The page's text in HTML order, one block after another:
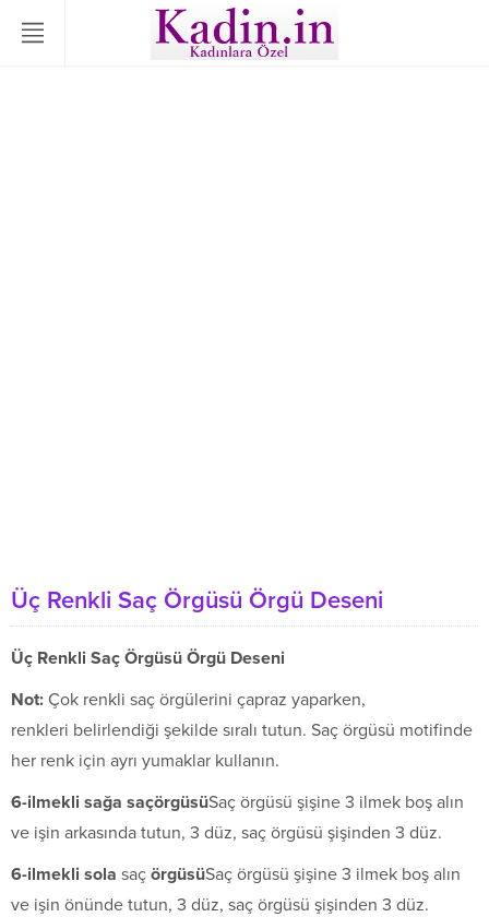
Üç Renkli Saç Örgüsü Örgü Deseni
Üç Renkli Saç Örgüsü Örgü Deseni
Not: Çok renkli saç örgülerini çapraz yaparken,
renkleri belirlendiği şekilde sıralı tutun. Saç örgüsü motifinde
her renk için ayrı yumaklar kullanın.
6-ilmekli sağa saçörgüsüSaç örgüsü şişine 3 ilmek boş alın
ve işin arkasında tutun, 3 düz, saç örgüsü şişinden 3 düz.
6-ilmekli sola saç örgüsüSaç örgüsü şişine 3 ilmek boş alın
ve işin önünde tutun, 3 düz, saç örgüsü şişinden 3 düz.